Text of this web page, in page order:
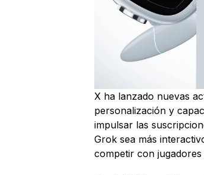
X ha lanzado nuevas
personalización y
impulsar las
Grok sea más
competir con jugadores